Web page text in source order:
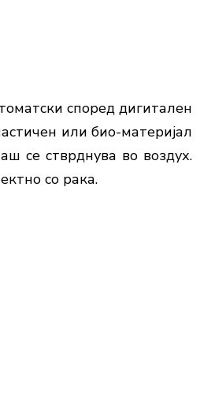
според дигитален
или био-материјал
се стврднува во воздух.
со рака.